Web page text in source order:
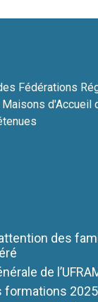
Fédérations
d'Accueil
des
de
formations 2025